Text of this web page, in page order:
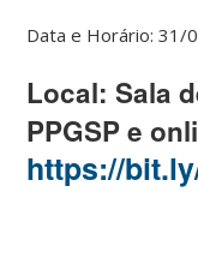
Data e Horário: 31/
Local: Sala
PPGSP e
https://